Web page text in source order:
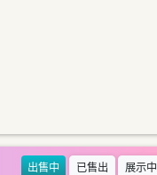
出售中 已售出 展示中